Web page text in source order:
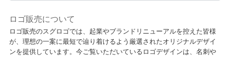
ロゴ販売について
ロゴ販売のスグロゴでは、起業やブランドリニューアルを控えた皆様
が、理想の一案に最短で辿り着けるよう厳選されたオリジナルデザイ
ンを提供しています。今ご覧いただいているロゴデザインは、名刺や